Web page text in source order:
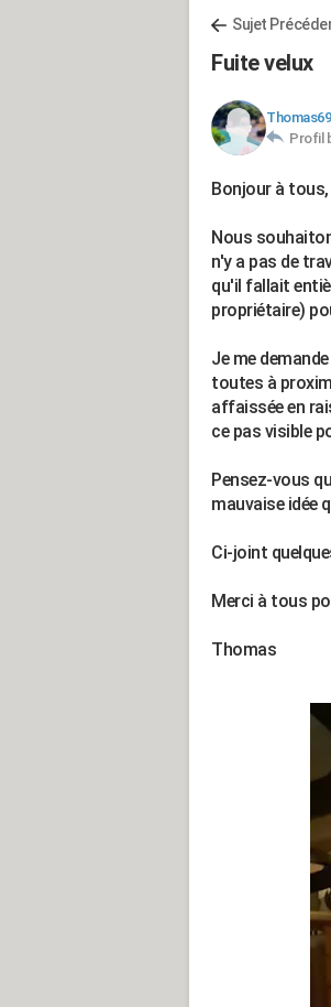
Sujet
Fuite velux
Profil
Bonjour à tous,
Nous
n'y a pas de
qu'il fallait
propriétaire)
Je me
toutes à
affaissée en
ce pas visible
Pensez-vous
mauvaise idée
Ci-joint
Merci à tous
Thomas